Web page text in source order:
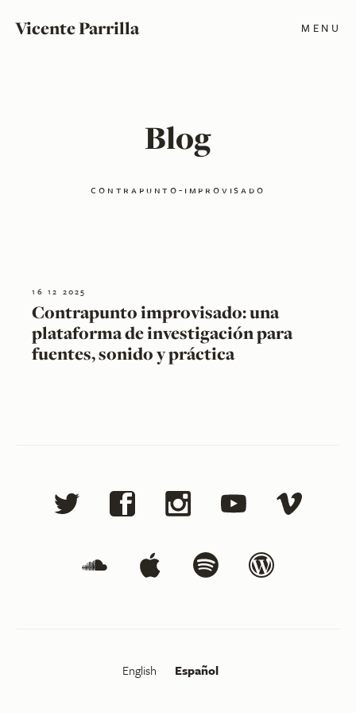
Vicente Parrilla MENU
Blog
contrapunto-improvisado
16 12 2025
Contrapunto improvisado: una
plataforma de investigación para
fuentes, sonido y práctica
English Español